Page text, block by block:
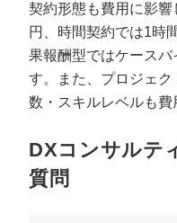
契約形態も費用に影
円、時間契約では1時
果報酬型ではケースバ
す。また、プロジェ
数・スキルレベルも費
DXコンサルテ
質問